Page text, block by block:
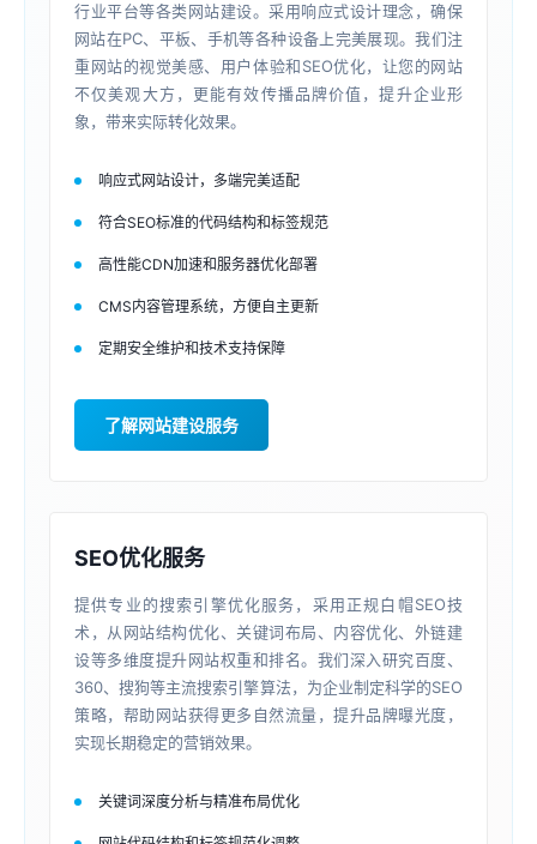
行业平台等各类网站建设。采用响应式设计理念，确保
网站在PC、平板、手机等各种设备上完美展现。我们注
重网站的视觉美感、用户体验和SEO优化，让您的网站
不仅美观大方，更能有效传播品牌价值，提升企业形
象，带来实际转化效果。
响应式网站设计，多端完美适配
符合SEO标准的代码结构和标签规范
高性能CDN加速和服务器优化部署
CMS内容管理系统，方便自主更新
定期安全维护和技术支持保障
了解网站建设服务
SEO优化服务
提供专业的搜索引擎优化服务，采用正规白帽SEO技
术，从网站结构优化、关键词布局、内容优化、外链建
设等多维度提升网站权重和排名。我们深入研究百度、
360、搜狗等主流搜索引擎算法，为企业制定科学的SEO
策略，帮助网站获得更多自然流量，提升品牌曝光度，
实现长期稳定的营销效果。
关键词深度分析与精准布局优化